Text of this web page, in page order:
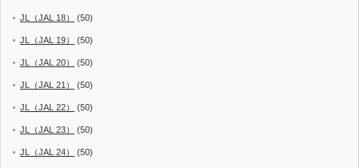
JL（JAL 18） (50)
JL（JAL 19） (50)
JL（JAL 20） (50)
JL（JAL 21） (50)
JL（JAL 22） (50)
JL（JAL 23） (50)
JL（JAL 24） (50)